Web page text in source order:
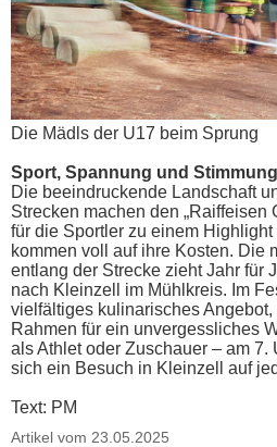
Die Mädls der U17 beim Sprung
Sport, Spannung und
Die beeindruckende Landschaft
Strecken machen den „Raiffeisen
für die Sportler zu einem
kommen voll auf ihre Kosten. Die
entlang der Strecke zieht Jahr für
nach Kleinzell im Mühlkreis. Im
vielfältiges kulinarisches Angebot,
Rahmen für ein unvergessliches
als Athlet oder Zuschauer – am 7.
sich ein Besuch in Kleinzell auf
Text: PM
Artikel vom 23.05.2025